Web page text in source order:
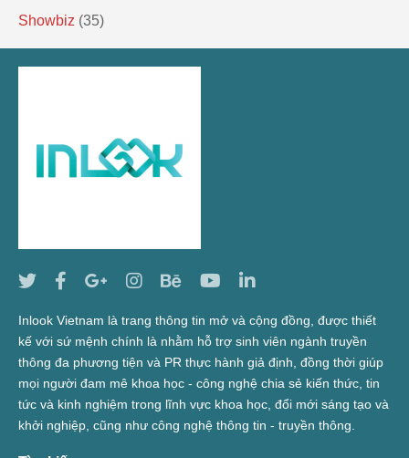
Showbiz (35)
Inlook Vietnam là trang thông tin mở và cộng đồng, được thiết
kế với sứ mệnh chính là nhằm hỗ trợ sinh viên ngành truyền
thông đa phương tiện và PR thực hành giả định, đồng thời giúp
mọi người đam mê khoa học - công nghệ chia sẻ kiến thức, tin
tức và kinh nghiệm trong lĩnh vực khoa học, đổi mới sáng tạo và
khởi nghiệp, cũng như công nghệ thông tin - truyền thông.